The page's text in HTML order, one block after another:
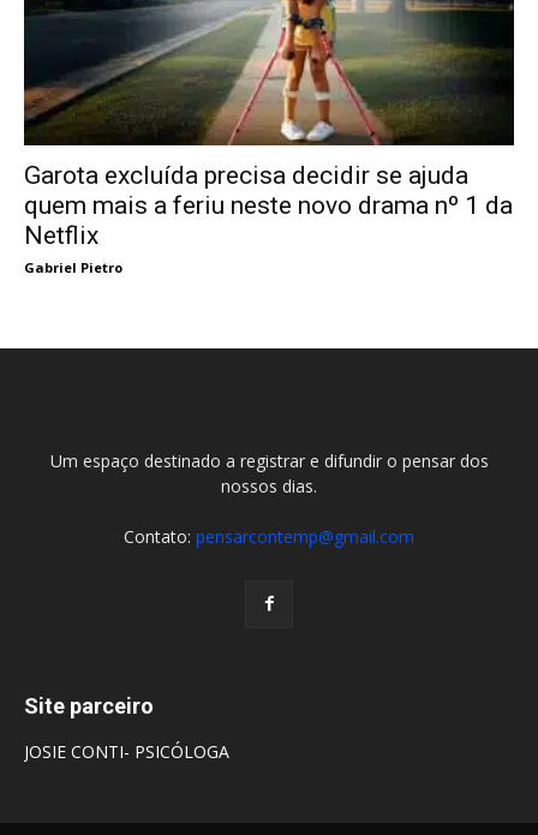
Garota excluída precisa decidir se ajuda
quem mais a feriu neste novo drama nº 1 da
Netflix
Gabriel Pietro
Um espaço destinado a registrar e difundir o pensar dos
nossos dias.
Contato: pensarcontemp@gmail.com
Site parceiro
JOSIE CONTI- PSICÓLOGA